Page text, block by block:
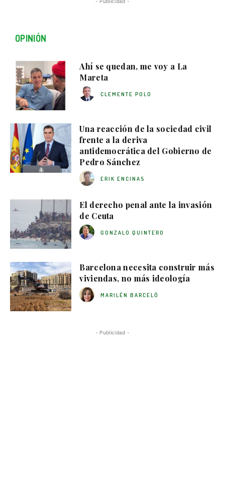
OPINIÓN
Ahí se quedan, me voy a La
Mareta
CLEMENTE POLO
Una reacción de la sociedad civil
frente a la deriva
antidemocrática del Gobierno de
Pedro Sánchez
ERIK ENCINAS
El derecho penal ante la invasión
de Ceuta
GONZALO QUINTERO
Barcelona necesita construir más
viviendas, no más ideología
MARILÉN BARCELÓ
- Publicidad -